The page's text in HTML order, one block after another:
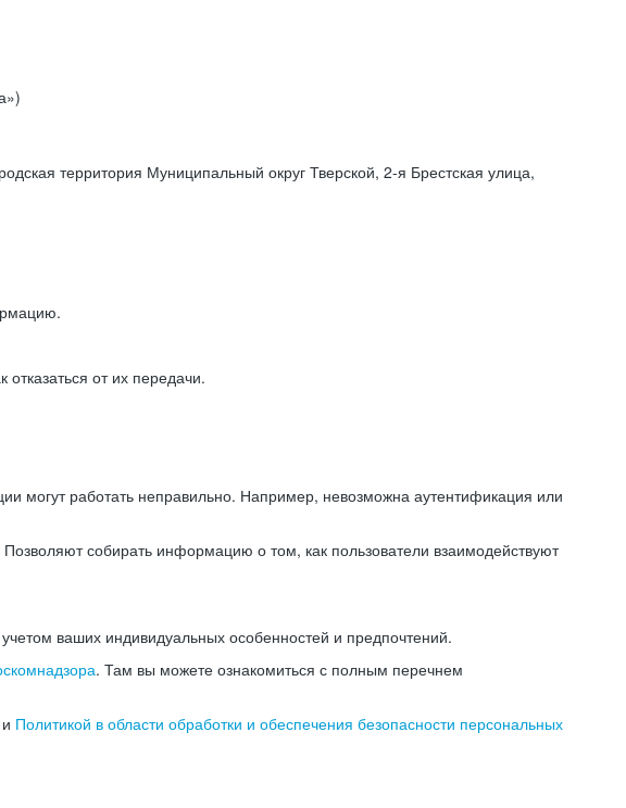
территория Муниципальный округ Тверской, 2-я Брестская улица,
от их передачи.
могут работать неправильно. Например, невозможна аутентификация или
собирать информацию о том, как пользователи взаимодействуют
ваших индивидуальных особенностей и предпочтений.
. Там вы можете ознакомиться с полным перечнем
Политикой в области обработки и обеспечения безопасности персональных